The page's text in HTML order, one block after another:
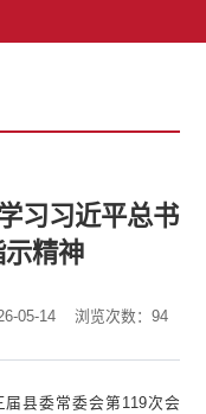
习习近平总书
精神
05-14 浏览次数： 94
县委常委会第119次会